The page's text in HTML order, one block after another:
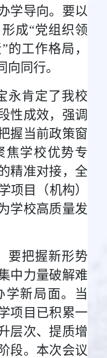
学导向。要以
成“党组织领
工作格局，
同行。
永肯定了我校
性成效，强调
握当前政策窗
焦学校优势专
精准对接，全
项目（机构）
学校高质量发
要把握新形势
中力量破解难
学新局面。当
项目已积累一
层次、提质增
段。本次会议